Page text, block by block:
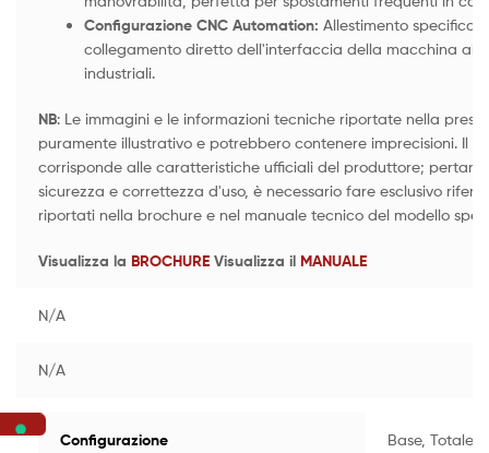
Configurazione CNC Automation: Allestimento specifico
collegamento diretto dell'interfaccia della macchina ai
industriali.
NB: Le immagini e le informazioni tecniche riportate nella
puramente illustrativo e potrebbero contenere imprecisioni. Il
corrisponde alle caratteristiche ufficiali del produttore;
sicurezza e correttezza d'uso, è necessario fare esclusivo
riportati nella brochure e nel manuale tecnico del modello
Visualizza la BROCHURE Visualizza il MANUALE
N/A
N/A
Configurazione
Base, Totale